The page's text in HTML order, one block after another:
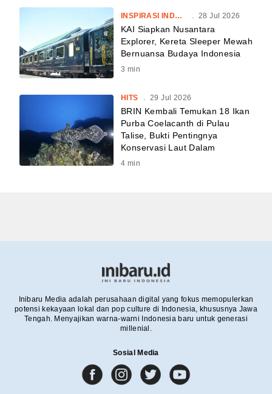
INSPIRASI INDONESIA . 28 Jul 2026
KAI Siapkan Nusantara
Explorer, Kereta Sleeper Mewah
Bernuansa Budaya Indonesia
3 min
HITS 29 Jul 2026
BRIN Kembali Temukan 18 Ikan
Purba Coelacanth di Pulau
Talise, Bukti Pentingnya
Konservasi Laut Dalam
4 min
Inibaru Media adalah perusahaan digital yang fokus memopulerkan
potensi kekayaan lokal dan pop culture di Indonesia, khususnya Jawa
Tengah. Menyajikan warna-warni Indonesia baru untuk generasi
millenial.
Sosial Media